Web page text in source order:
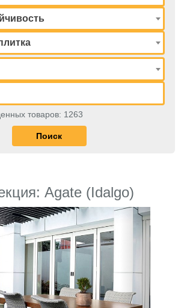
товаров: 1263
Agate (Idalgo)
Next